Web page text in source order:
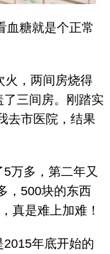
血糖就是个正常
，两间房烧得
三间房。刚踏实
去市医院，结果
多，第二年又
，500块的东西
真是难上加难！
年底开始的